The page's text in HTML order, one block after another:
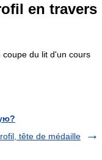
en travers
coupe du lit d'un cours
tête de médaille